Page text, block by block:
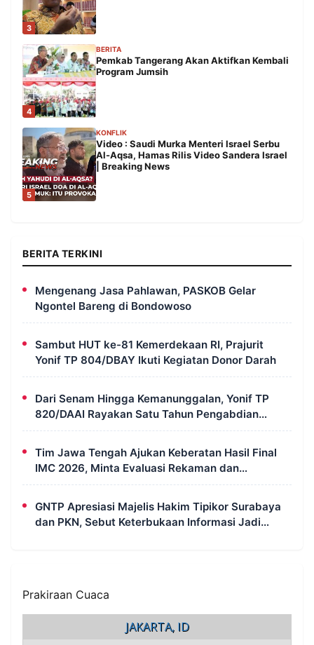
3
4
BERITA
Pemkab Tangerang Akan Aktifkan Kembali
Program Jumsih
5
KONFLIK
Video : Saudi Murka Menteri Israel Serbu
Al-Aqsa, Hamas Rilis Video Sandera Israel
| Breaking News
BERITA TERKINI
Mengenang Jasa Pahlawan, PASKOB Gelar
Ngontel Bareng di Bondowoso
Sambut HUT ke-81 Kemerdekaan RI, Prajurit
Yonif TP 804/DBAY Ikuti Kegiatan Donor Darah
Dari Senam Hingga Kemanunggalan, Yonif TP
820/DAAI Rayakan Satu Tahun Pengabdian
dengan Semangat Kebersamaan
Tim Jawa Tengah Ajukan Keberatan Hasil Final
IMC 2026, Minta Evaluasi Rekaman dan
Scorecard Juri
GNTP Apresiasi Majelis Hakim Tipikor Surabaya
dan PKN, Sebut Keterbukaan Informasi Jadi
Prakiraan Cuaca
JAKARTA, ID